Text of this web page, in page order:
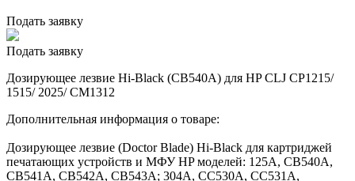
Подать заявку
Подать заявку
Дозирующее лезвие Hi-Black (CB540A) для HP CLJ CP1215/
1515/ 2025/ CM1312
Дополнительная информация о товаре:
Дозирующее лезвие (Doctor Blade) Hi-Black для картриджей
печатающих устройств и МФУ HP моделей: 125A, CB540A,
CB541A, CB542A, CB543A; 304A, CC530A, CC531A,